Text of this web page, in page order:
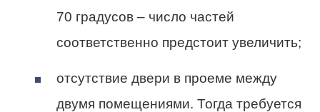
70 градусов – число частей
соответственно предстоит увеличить;
отсутствие двери в проеме между
двумя помещениями. Тогда требуется